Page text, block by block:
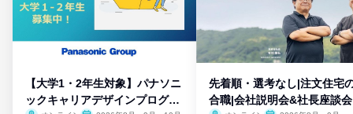
【大学1・2年生対象】パナソニ
ックキャリアデザインプログラ
先着順・選考なし|注文住宅
合職|会社説明会&社長座談会